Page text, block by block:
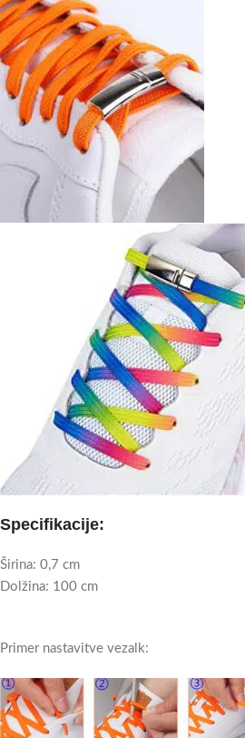
Specifikacije:
Širina: 0,7 cm
Dolžina: 100 cm
Primer nastavitve vezalk: